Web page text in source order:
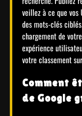
veillez à ce que
des mots-clés
chargement de
expérience
votre classement
Comment
de Google